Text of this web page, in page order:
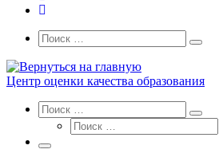
Search
Поиск
Поиск
Центр оценки качества образования
Search
Поиск
Поиск
Поиск
Меню